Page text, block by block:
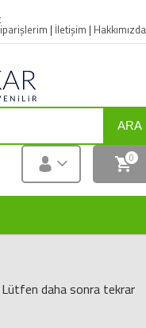
| İletişim | Hakkımızda
ARA
0
Lütfen daha sonra tekrar